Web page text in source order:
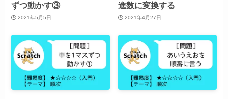
ずつ動かす③
2021年5月5日
進数に変換する
2021年4月27日